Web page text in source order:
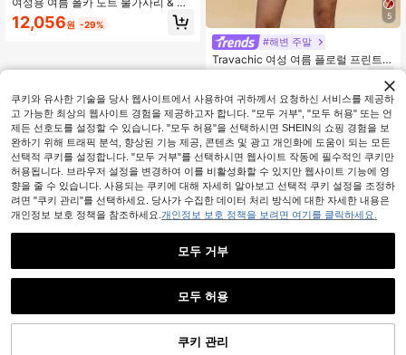
개 프린트 캐미솔 귀여운 캐주얼 2피
스 세트, 크롭 탑 및 스커트 세트, 새로
12,056원 -29%
5
#해변 주말
Travachic 여성 여름 플로럴 프린트
랩업 노 슬리브 캐주얼 드레스, 휴가 &
봄/여름 휴가 롱 드레스 발렌타인 데이
드레스 여성용 드레스 휴가 드레스 여
름 드레스 여성용 미니 드레스 백리스
드레스 여름 드레스 휴가 해변 휴가 아
웃핏 여성용 해변 아웃핏, 여성용 여름
드레스
31% 할인!
쿠키와 유사한 기술을 당사 웹사이트에서 사용하여 귀하께서 요청하신 서비스를 제공하
고 가능한 최상의 웹사이트 경험을 제공하고자 합니다. "모두 거부", "모두 허용" 또는 언
제든 선호도를 설정할 수 있습니다. "모두 허용"을 선택하시면 SHEIN의 쇼핑 경험을 보
완하기 위해 트래픽 분석, 향상된 기능 제공, 콘텐츠 및 광고 개인화에 도움이 되는 모든
선택적 쿠키를 설정합니다. "모두 거부"를 선택하시면 웹사이트 작동에 필수적인 쿠키만
허용됩니다. 브라우저 설정을 변경하여 이를 비활성화할 수 있지만 웹사이트 기능에 영
향을 줄 수 있습니다. 사용되는 쿠키에 대해 자세히 알아보고 선택적 쿠키 설정을 조정하
려면 "쿠키 관리"를 선택하세요. 당사가 수집한 데이터 처리 방식에 대한 자세한 내용은
개인정보 보호 정책을 참조하세요. 개인정보 보호 정책을 보려면 여기를 클릭하세요.
모두 거부
모두 허용
쿠키 관리